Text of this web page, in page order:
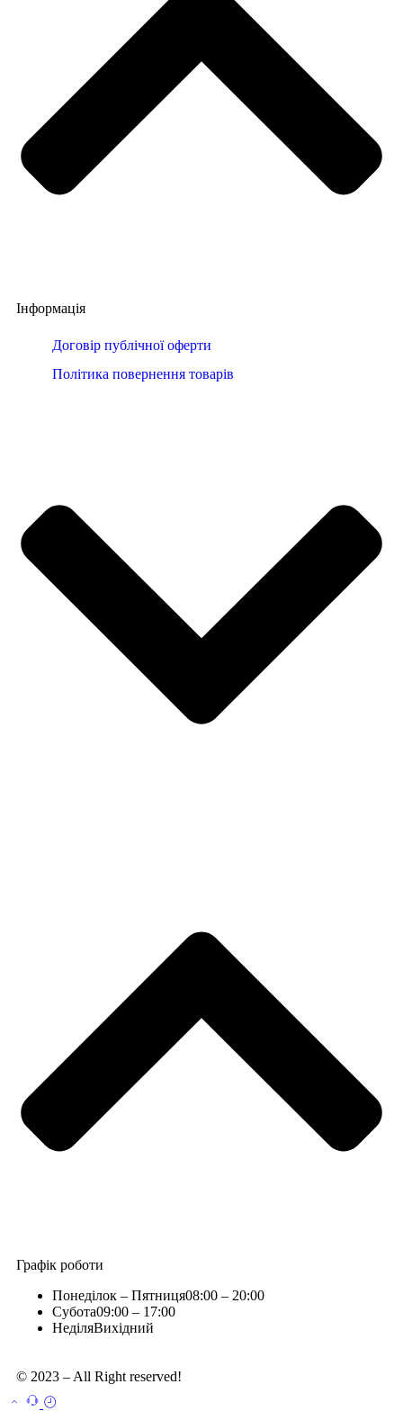
Інформація
Договір публічної оферти
Політика повернення товарів
Графік роботи
Понеділок – Пятниця08:00 – 20:00
Субота09:00 – 17:00
НеділяВихідний
© 2023 – All Right reserved!